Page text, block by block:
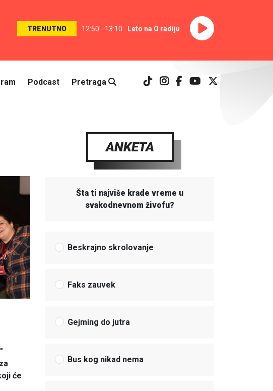
TRENUTNO 12:50 - 13:10 Leto na O radiju
Podcast Pretraga
će
ANKETA
Šta ti najviše krade vreme u
svakodnevnom živofu?
Beskrajno skrolovanje
Faks zauvek
Gejming do jutra
Bus kog nikad nema